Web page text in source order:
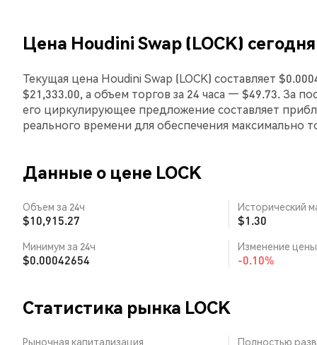
Цена Houdini Swap (LOCK) сегодня
Текущая цена Houdini Swap (LOCK) составляет
$21,333.00, а объем торгов за 24 часа — $49.73. За
его циркулирующее предложение составляет
реального времени для обеспечения
Данные о цене LOCK
Объем за 24ч
$10,915.27
Исторический
$1.30
Минимум за 24ч
$0.00042654
Изменение цены
-0.10%
Статистика рынка LOCK
Рыночная капитализация
Полностью